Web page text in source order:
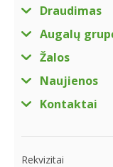
Draudimas
Augalų
Žalos
Naujienos
Kontaktai
Rekvizitai